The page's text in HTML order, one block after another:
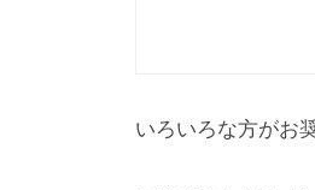
いろいろな方がお